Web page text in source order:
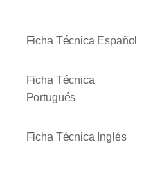
Ficha Técnica Español
Ficha Técnica
Portugués
Ficha Técnica Inglés